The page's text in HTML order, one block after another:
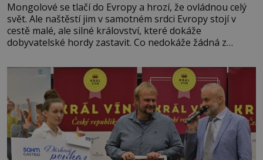
Mongolové se tlačí do Evropy a hrozí, že ovládnou celý
svět. Ale naštěstí jim v samotném srdci Evropy stojí v
cestě malé, ale silné království, které dokáže
dobyvatelské hordy zastavit. Co nedokáže žádná z
král. Nebo že by ne? Mongolové od roku 1223 postupují
podél Kaspického a Azovského moře,